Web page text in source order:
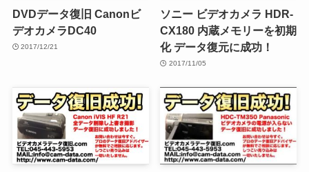
DVDデータ復旧 Canonビ
デオカメラDC40
2017/12/21
ソニー ビデオカメラ HDR-
CX180 内蔵メモリーを初期
化 データ復元に成功！
2017/11/05